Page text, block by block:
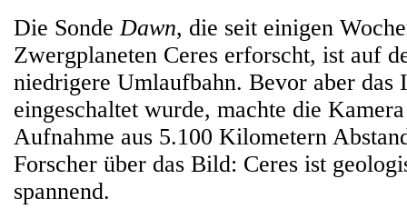
Die SondeDawn, die seit einigen
Zwergplaneten Ceres erforscht, ist auf
niedrigere Umlaufbahn. Bevor aber das
eingeschaltet wurde, machte die
Aufnahme aus 5.100 Kilometern
Forscher über das Bild: Ceres ist
spannend.